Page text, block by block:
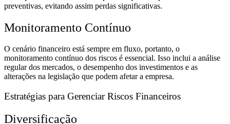
preventivas, evitando assim perdas significativas.
Monitoramento Contínuo
O cenário financeiro está sempre em fluxo, portanto, o
monitoramento contínuo dos riscos é essencial. Isso inclui a análise
regular dos mercados, o desempenho dos investimentos e as
alterações na legislação que podem afetar a empresa.
Estratégias para Gerenciar Riscos Financeiros
Diversificação